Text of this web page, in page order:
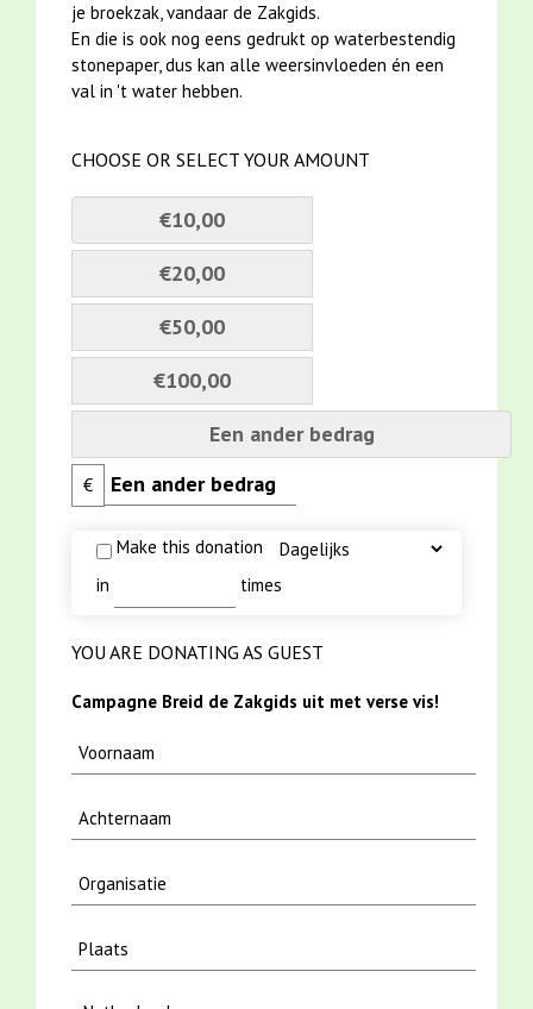
je broekzak, vandaar de Zakgids.
En die is ook nog eens gedrukt op waterbestendig
stonepaper, dus kan alle weersinvloeden én een
val in 't water hebben.
CHOOSE OR SELECT YOUR AMOUNT
€10,00
€20,00
€50,00
€100,00
Een ander bedrag
€
Make this donation
in
times
YOU ARE DONATING AS GUEST
Campagne Breid de Zakgids uit met verse vis!